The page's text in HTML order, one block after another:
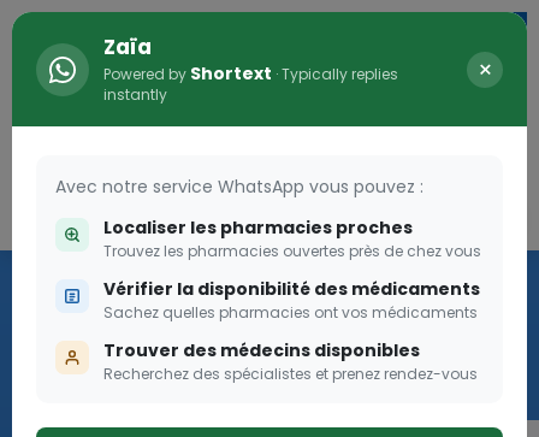
Programme OLGA-ESTHER
Rejoignez le programme Olga Esther pour les femmes
enceintes
Zaïa
Powered by Shortext · Typically replies
instantly
×
Avec notre service WhatsApp vous pouvez :
Localiser les pharmacies proches
Trouvez les pharmacies ouvertes près de chez vous
Vérifier la disponibilité des médicaments
Sachez quelles pharmacies ont vos médicaments
Trouver des médecins disponibles
Recherchez des spécialistes et prenez rendez-vous